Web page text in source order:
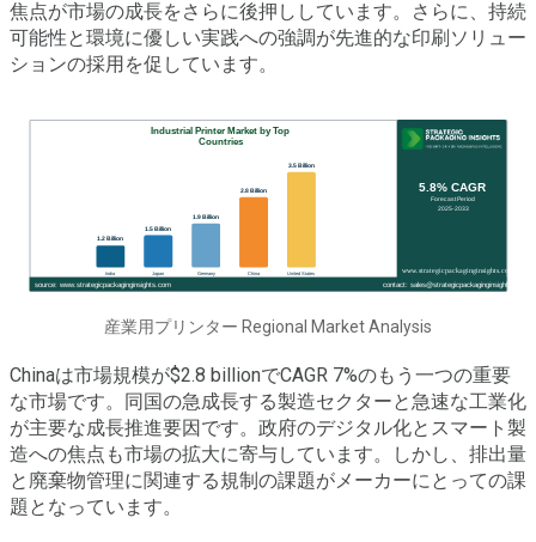
焦点が市場の成長をさらに後押ししています。さらに、持続
可能性と環境に優しい実践への強調が先進的な印刷ソリュー
ションの採用を促しています。
産業用プリンター Regional Market Analysis
Chinaは市場規模が$2.8 billionでCAGR 7%のもう一つの重要
な市場です。同国の急成長する製造セクターと急速な工業化
が主要な成長推進要因です。政府のデジタル化とスマート製
造への焦点も市場の拡大に寄与しています。しかし、排出量
と廃棄物管理に関連する規制の課題がメーカーにとっての課
題となっています。